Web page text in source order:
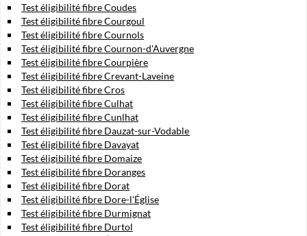
Test éligibilité fibre Coudes
Test éligibilité fibre Courgoul
Test éligibilité fibre Cournols
Test éligibilité fibre Cournon-d'Auvergne
Test éligibilité fibre Courpière
Test éligibilité fibre Crevant-Laveine
Test éligibilité fibre Cros
Test éligibilité fibre Culhat
Test éligibilité fibre Cunlhat
Test éligibilité fibre Dauzat-sur-Vodable
Test éligibilité fibre Davayat
Test éligibilité fibre Domaize
Test éligibilité fibre Doranges
Test éligibilité fibre Dorat
Test éligibilité fibre Dore-l'Église
Test éligibilité fibre Durmignat
Test éligibilité fibre Durtol